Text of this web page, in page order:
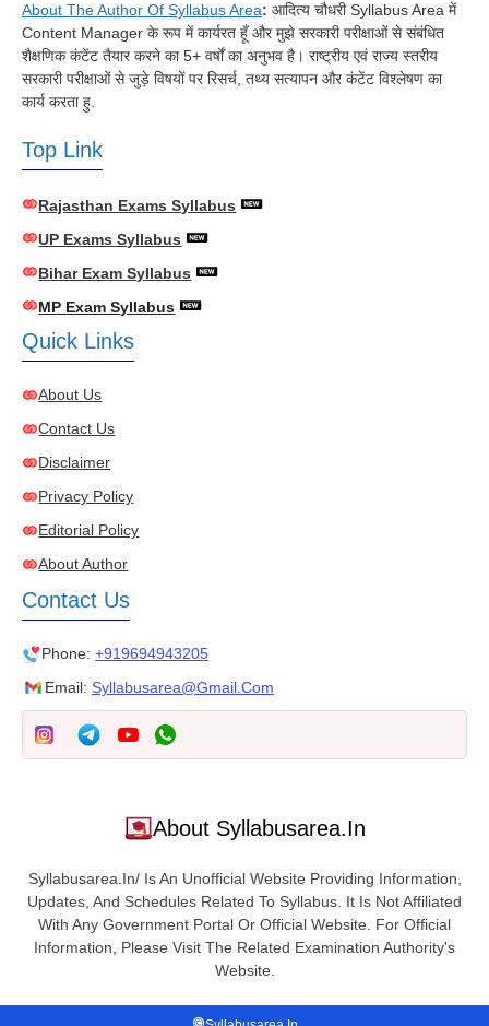
About The Author Of Syllabus Area: आदित्य चौधरी Syllabus Area में
Content Manager के रूप में कार्यरत हूँ और मुझे सरकारी परीक्षाओं से संबंधित
शैक्षणिक कंटेंट तैयार करने का 5+ वर्षों का अनुभव है। राष्ट्रीय एवं राज्य स्तरीय
सरकारी परीक्षाओं से जुड़े विषयों पर रिसर्च, तथ्य सत्यापन और कंटेंट विश्लेषण का
कार्य करता हु.
Top Link
Rajasthan Exams Syllabus
UP Exams Syllabus
Bihar Exam Syllabus
MP Exam Syllabus
Quick Links
About Us
Contact Us
Disclaimer
Privacy Policy
Editorial Policy
About Author
Contact Us
Phone:+919694943205
Email: Syllabusarea@gmail.com
About Syllabusarea.in
Syllabusarea.in/ Is An Unofficial Website Providing Information,
Updates, And Schedules Related To Syllabus. It Is Not Affiliated
With Any Government Portal Or Official Website. For Official
Information, Please Visit The Related Examination Authority's
Website.